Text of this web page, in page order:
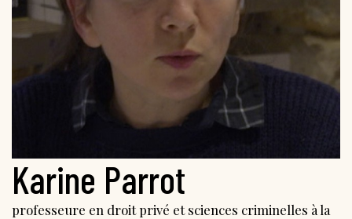
Karine Parrot
professeure en droit privé et sciences criminelles à la